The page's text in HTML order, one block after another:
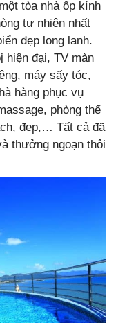
tòa nhà ốp kính
tự nhiên nhất
đẹp long lanh.
hiện đại, TV màn
máy sấy tóc,
hàng phục vụ
phòng thể
đẹp,… Tất cả đã
thưởng ngoạn thôi